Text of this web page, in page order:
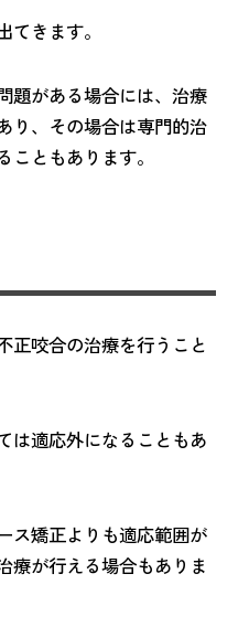
きます。
題がある場合には、治療
り、その場合は専門的治
ともあります。
正咬合の治療を行うこと
は適応外になることもあ
ス矯正よりも適応範囲が
療が行える場合もありま